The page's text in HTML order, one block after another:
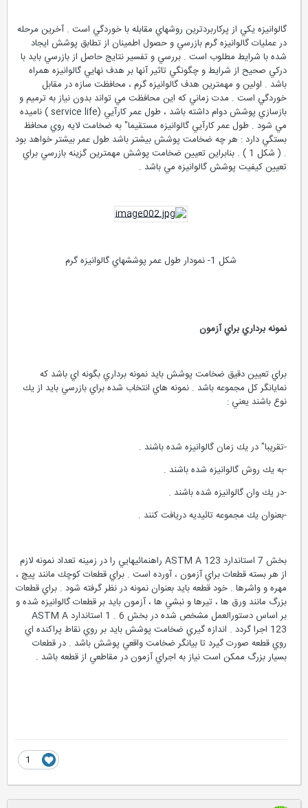
گالوانيزه يكي از پركاربردترين روشهاي مقابله با خوردگي است . آخرين مرحله
در عمليات گالوانيزه گرم بازرسي و حصول اطمينان از تطابق پوشش ايجاد
شده با شرايط مطلوب است . بررسي و تفسير نتايج حاصل از بازرسي بايد با
دركي صحيح از شرايط و چگونگي تاثير آنها بر هدف نهايي گالوانيزه همراه
باشد . اولين و مهمترين هدف گالوانيزه گرم ، محافظت سازه در مقابل
خوردگي است . مدت زماني كه اين محافظت مي تواند بدون نياز به ترميم و
بازسازي پوشش دوام داشته باشد ، طول عمر كارآيي (service life ) ناميده
مي شود . طول عمر كارآيي گالوانيزه مستقيما" به ضخامت لايه روي محافظ
بستگي دارد : هر چه ضخامت پوشش بيشتر باشد طول عمر بيشتر خواهد بود
. ( شكل 1 ) . بنابراين تعيين ضخامت پوشش مهمترين گزينه بازرسي براي
تعيين كيفيت پوشش گالوانيزه مي باشد .
شكل 1- نمودار طول عمر پوششهاي گالوانيزه گرم
نمونه برداري براي آزمون
براي تعيين دقيق ضخامت پوشش بايد نمونه برداري بگونه اي باشد كه
نمايانگر كل مجموعه باشد . نمونه هاي انتخاب شده براي بازرسي بايد از يك
نوع باشند يعني :
-تقريبا" در يك زمان گالوانيزه شده باشند .
-به يك روش گالوانيزه شده باشند .
-در يك وان گالوانيزه شده باشند .
-بعنوان يك مجموعه تائيديه دريافت كنند .
بخش 7 استاندارد ASTM A 123 راهنمائيهايي را در زمينه تعداد نمونه لازم
از هر بسته قطعات براي آزمون ، آورده است . براي قطعات كوچك مانند پيچ ،
مهره و واشرها . خود قطعه بايد بعنوان نمونه در نظر گرفته شود . براي قطعات
بزرگ مانند ورق ها ، تيرها و نبشي ها ، آزمون بايد بر قطعات گالوانيزه شده و
بر اساس دستورالعمل مشخص شده در بخش 6 . 1 استاندارد ASTM A
123 اجرا گردد . اندازه گيري ضخامت پوشش بايد بر روي نقاط پراكنده اي
روي قطعه صورت گيرد تا بيانگر ضخامت واقعي پوشش باشد . در قطعات
بسيار بزرگ ممكن است نياز به اجراي آزمون در مقاطعي از قطعه باشد .